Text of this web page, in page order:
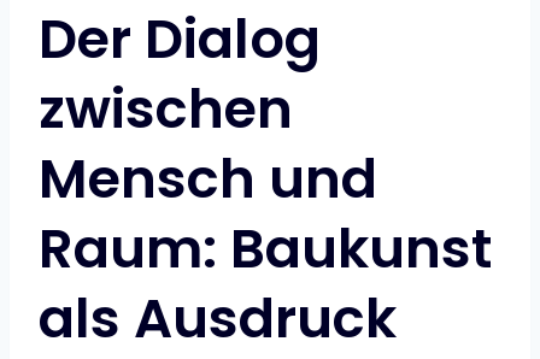
Der Dialog
zwischen
Mensch und
Raum: Baukunst
als Ausdruck